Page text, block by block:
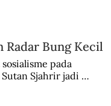
Radar Bung Kecil
pada
Sjahrir jadi